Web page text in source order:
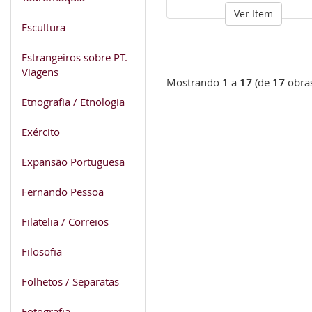
Escultura
Estrangeiros sobre PT.
Viagens
Etnografia / Etnologia
Exército
Expansão Portuguesa
Fernando Pessoa
Filatelia / Correios
Filosofia
Folhetos / Separatas
Ver Item
Mostrando 1 a 17 (de 17